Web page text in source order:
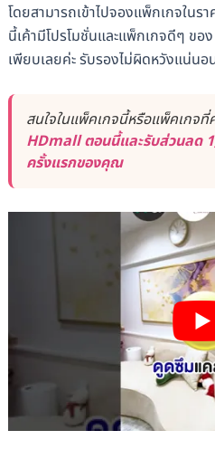
โดยสามารถเข้าไปจองแพ็กเกจในร
นี้เค้ามีโปรโมชั่นและแพ็กเกจดีๆ ของ
เพียบเลยค่ะ รับรองไม่ผิดหวังแน่นอ
สนใจในแพ็คเกจนี้หรือแพ็คเกจที่
HDmall ตอนนี้และรับส่วนลด
ครั้งแรกของคุณ